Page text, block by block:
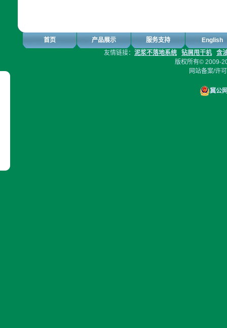
首页 产品展示 服务支持
English
友情链接： 泥浆不落地系统 钻屑甩干机
含
版权所有© 2009-
网站备案/许
冀公